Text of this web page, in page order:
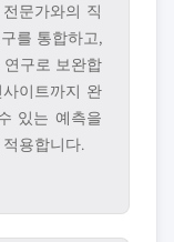
문가와의 직
를 통합하고,
구로 보완합
이트까지 완
있는 예측을
용합니다.